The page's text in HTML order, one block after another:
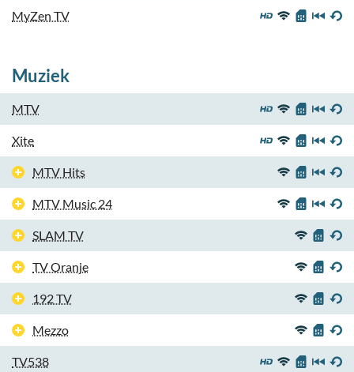
MyZen TV
Muziek
MTV
Xite
MTV Hits
MTV Music 24
SLAM TV
TV Oranje
192 TV
Mezzo
TV538